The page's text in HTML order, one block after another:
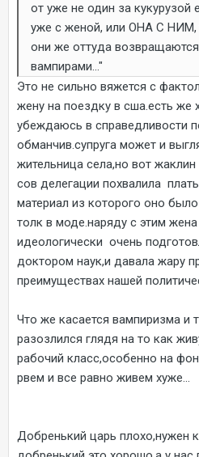
от уже не один за кукурузой
уже с женой, или ОНА С НИМ,
они же оттуда
вампирами..."
Это не сильно вяжется с
жену на поездку в сша.есть же
убеждаюсь в справедливости
обманчив.супруга может и
жительница села,но вот
сов делегации похвалила
материал из которого оно
толк в моде.наряду с этим
идеологически очень
доктором наук,и давала жару
преимуществах нашей
Что же касается вампиризма и
разозлился глядя на то как
рабочий класс,особенно на
рвем и все равно живем хуже...
Добренький царь плохо,нужен